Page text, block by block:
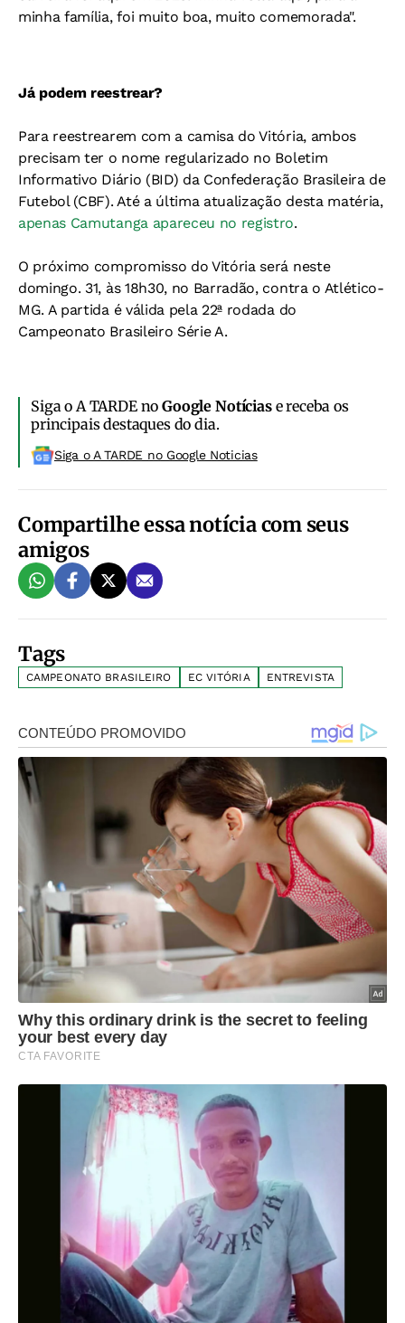
minha família, foi muito boa, muito comemorada".
Já podem reestrear?
Para reestrearem com a camisa do Vitória, ambos
precisam ter o nome regularizado no Boletim
Informativo Diário (BID) da Confederação Brasileira de
Futebol (CBF). Até a última atualização desta matéria,
apenas Camutanga apareceu no registro.
O próximo compromisso do Vitória será neste
domingo. 31, às 18h30, no Barradão, contra o Atlético-
MG. A partida é válida pela 22ª rodada do
Campeonato Brasileiro Série A.
Siga o A TARDE noGoogle Notíciase receba os
principais destaques do dia.
Siga o A TARDE no Google Noticias
Compartilhe essa notícia com seus
amigos
Tags
CAMPEONATO BRASILEIRO EC VITÓRIA ENTREVISTA